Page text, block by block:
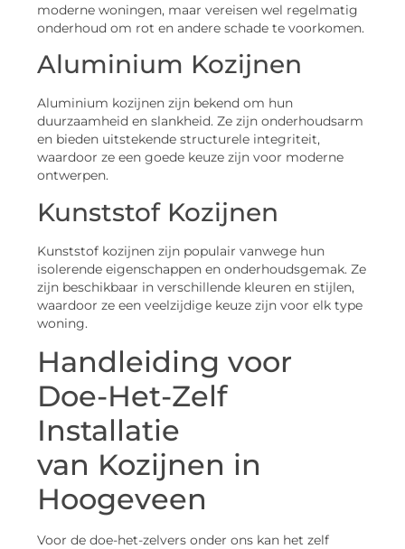
moderne woningen, maar vereisen wel regelmatig
onderhoud om rot en andere schade te voorkomen.
Aluminium Kozijnen
Aluminium kozijnen zijn bekend om hun
duurzaamheid en slankheid. Ze zijn onderhoudsarm
en bieden uitstekende structurele integriteit,
waardoor ze een goede keuze zijn voor moderne
ontwerpen.
Kunststof Kozijnen
Kunststof kozijnen zijn populair vanwege hun
isolerende eigenschappen en onderhoudsgemak. Ze
zijn beschikbaar in verschillende kleuren en stijlen,
waardoor ze een veelzijdige keuze zijn voor elk type
woning.
Handleiding voor
Doe-Het-Zelf
Installatie
van Kozijnen in
Hoogeveen
Voor de doe-het-zelvers onder ons kan het zelf